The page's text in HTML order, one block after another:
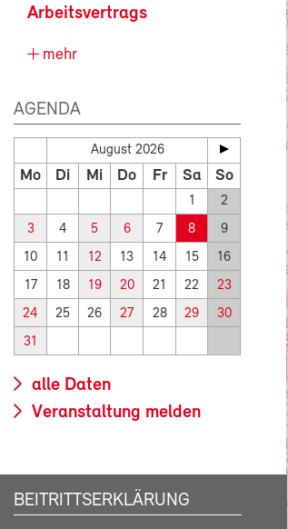
Arbeitsvertrags
mehr
AGENDA
August 2026
Mo Di Mi Do Fr Sa So
1 2
3 4 5 6 7 8 9
10 11 12 13 14 15 16
17 18 19 20 21 22 23
24 25 26 27 28 29 30
31
alle Daten
Veranstaltung melden
BEITRITTSERKLÄRUNG